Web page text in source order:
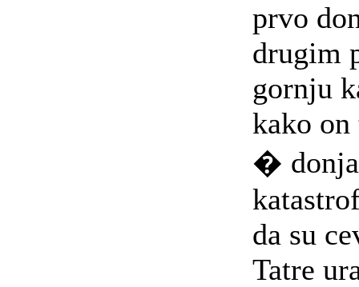
prvo
drugim
gornju
kako
�
da su
Tatre